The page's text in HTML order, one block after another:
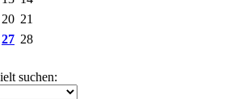
20 21
27 28
suchen: